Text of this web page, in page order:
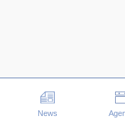
Eventos
News